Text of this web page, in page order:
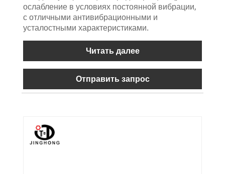
ослабление в условиях постоянной вибрации,
с отличными антивибрационными и
усталостными характеристиками.
Читать далее
Отправить запрос